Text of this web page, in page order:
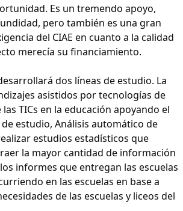
Es un tremendo apoyo,
pero también es una gran
del CIAE en cuanto a la calidad
merecía su financiamiento.
dos líneas de estudio. La
asistidos por tecnologías de
TICs en la educación apoyando el
estudio, Análisis automático de
estudios estadísticos que
la mayor cantidad de información
informes que entregan las escuelas
en las escuelas en base a
de las escuelas y liceos del